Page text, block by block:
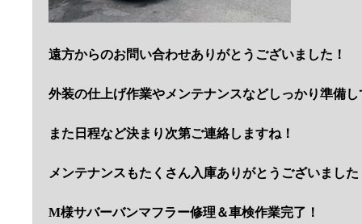
遠方からのお問い合わせありがとうございました！
外装の仕上げ作業やメンテナンスなどしっかり準備
また日程など決まり次第ご連絡しますね！
メンテナンスもたくさん入庫ありがとうございました
M様サバーバンマフラー修理＆車検作業完了！